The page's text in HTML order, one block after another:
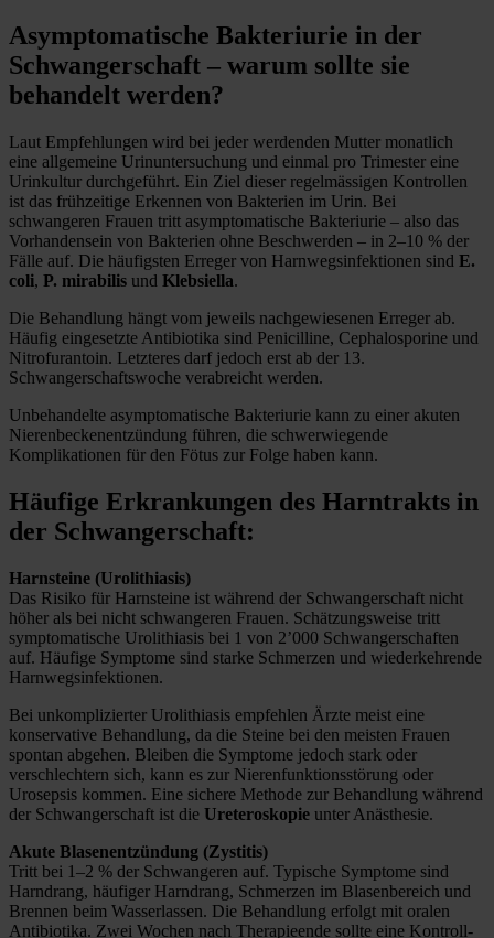
Asymptomatische Bakteriurie in der
Schwangerschaft – warum sollte sie
behandelt werden?
Laut Empfehlungen wird bei jeder werdenden Mutter monatlich
eine allgemeine Urinuntersuchung und einmal pro Trimester eine
Urinkultur durchgeführt. Ein Ziel dieser regelmässigen Kontrollen
ist das frühzeitige Erkennen von Bakterien im Urin. Bei
schwangeren Frauen tritt asymptomatische Bakteriurie – also das
Vorhandensein von Bakterien ohne Beschwerden – in 2–10 % der
Fälle auf. Die häufigsten Erreger von Harnwegsinfektionen sind E.
coli, P. mirabilis und Klebsiella.
Die Behandlung hängt vom jeweils nachgewiesenen Erreger ab.
Häufig eingesetzte Antibiotika sind Penicilline, Cephalosporine und
Nitrofurantoin. Letzteres darf jedoch erst ab der 13.
Schwangerschaftswoche verabreicht werden.
Unbehandelte asymptomatische Bakteriurie kann zu einer akuten
Nierenbeckenentzündung führen, die schwerwiegende
Komplikationen für den Fötus zur Folge haben kann.
Häufige Erkrankungen des Harntrakts in
der Schwangerschaft:
Harnsteine (Urolithiasis)
Das Risiko für Harnsteine ist während der Schwangerschaft nicht
höher als bei nicht schwangeren Frauen. Schätzungsweise tritt
symptomatische Urolithiasis bei 1 von 2’000 Schwangerschaften
auf. Häufige Symptome sind starke Schmerzen und wiederkehrende
Harnwegsinfektionen.
Bei unkomplizierter Urolithiasis empfehlen Ärzte meist eine
konservative Behandlung, da die Steine bei den meisten Frauen
spontan abgehen. Bleiben die Symptome jedoch stark oder
verschlechtern sich, kann es zur Nierenfunktionsstörung oder
Urosepsis kommen. Eine sichere Methode zur Behandlung während
der Schwangerschaft ist die Ureteroskopie unter Anästhesie.
Akute Blasenentzündung (Zystitis)
Tritt bei 1–2 % der Schwangeren auf. Typische Symptome sind
Harndrang, häufiger Harndrang, Schmerzen im Blasenbereich und
Brennen beim Wasserlassen. Die Behandlung erfolgt mit oralen
Antibiotika. Zwei Wochen nach Therapieende sollte eine Kontroll-